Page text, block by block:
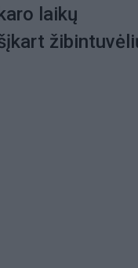
laikų